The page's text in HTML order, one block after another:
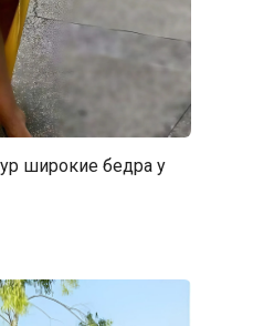
широкие бедра у